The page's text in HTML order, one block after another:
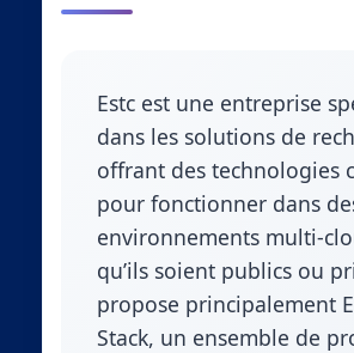
Estc est une entreprise
dans les solutions de
offrant des technologies
pour fonctionner dans
environnements multi-
qu’ils soient publics ou
propose principalement
Stack, un ensemble de